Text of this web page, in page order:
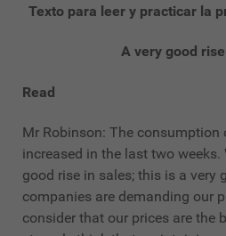
Texto para leer y practicar la
A very good
Read
Mr Robinson: The consumption
increased in the last two weeks.
good rise in sales; this is a very
companies are demanding our
consider that our prices are the